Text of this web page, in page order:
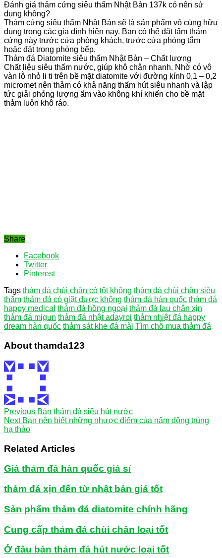
Đánh giá thảm cứng siêu thấm Nhật Bản 137k có nên sử
dụng không?
Thảm cứng siêu thấm Nhật Bản sẽ là sản phẩm vô cùng hữu
dụng trong các gia đình hiện nay. Bạn có thể đặt tấm thảm
cứng này trước cửa phòng khách, trước cửa phòng tắm
hoặc đặt trong phòng bếp.
Thảm đá Diatomite siêu thấm Nhật Bản – Chất lượng
Chất liệu siêu thấm nước, giúp khô chân nhanh. Nhờ có vô
vàn lỗ nhỏ li ti trên bề mặt diatomite với đường kính 0,1 – 0,2
micromet nên thảm có khả năng thấm hút siêu nhanh và lập
tức giải phóng lượng ẩm vào không khí khiến cho bề mặt
thảm luôn khô ráo.
Share
Facebook
Twitter
Pinterest
Tags thảm đá chùi chân có tốt không thảm đá chùi chân siêu
thấm thảm đá có giặt được không thảm đá hàn quốc thảm đá
happy medical thảm đá hồng ngoại thảm đá lau chân xịn
thảm đá migun thảm đá nhật adayroi thảm nhiệt đá happy
dream hàn quốc thảm sát khe đá mài Tìm chỗ mua thảm đá
About thamda123
Previous Bán thảm đá siêu hút nước
NextBạn nên biết những nhược điểm của nấm đông trùng
hạ thảo
Related Articles
Giá thảm đá hàn quốc giá sỉ
thảm đá xịn đến từ nhật bản giá tốt
Sản phẩm thảm đá diatomite chính hãng
Cung cấp thảm đá chùi chân loại tốt
Ở đâu bán thảm đá hút nước loại tốt